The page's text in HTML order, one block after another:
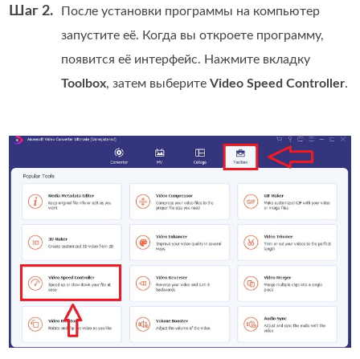
Шаг 2.
После установки программы на компьютер
запустите её. Когда вы откроете программу,
появится её интерфейс. Нажмите вкладку
Toolbox, затем выберитеVideo Speed Controller.